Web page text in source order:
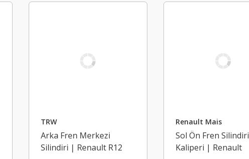
TRW
Arka Fren Merkezi
Silindiri | Renault R12
Renault Mais
Sol Ön Fren Silindiri
Kaliperi | Renault